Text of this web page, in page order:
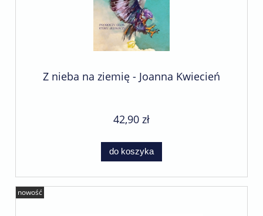
Z nieba na ziemię - Joanna Kwiecień
42,90 zł
do koszyka
nowość